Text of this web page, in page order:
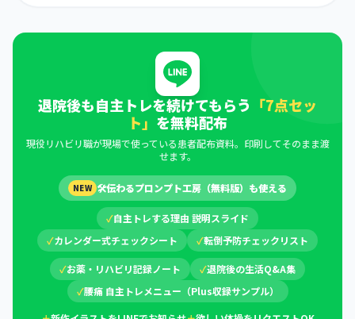
退院後も自主トレを続けてもらう 「7点セッ
ト」 を無料配布
現役リハビリ職が現場で使っている患者配布資料。印刷してそのまま渡
せます。
NEW 🛠伝わるプロンプト工房（無料版）も使える
✓自主トレする理由 説明スライド
✓カレンダー式チェックシート ✓転倒予防チェックリスト
✓お薬・リハビリ記録ノート ✓退院後の生活Q&A集
✓腰痛 自主トレメニュー（Plus収録サンプル）